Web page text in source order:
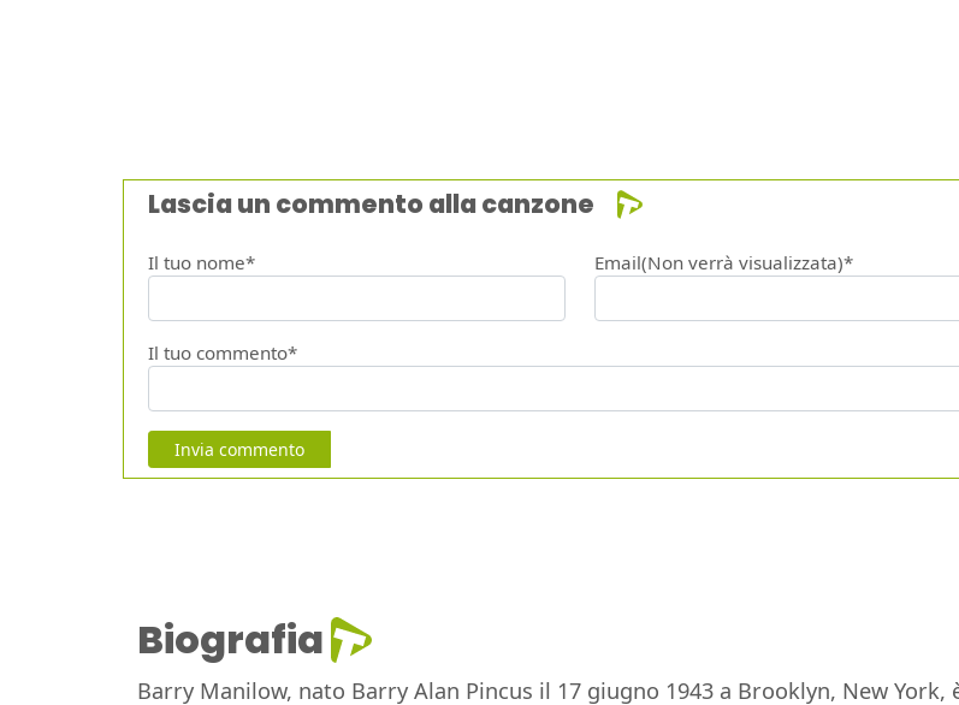
Lascia un commento alla canzone
Il tuo nome* Email(Non verrà visualizzata)*
Il tuo commento*
Invia commento
Biografia
Barry Manilow, nato Barry Alan Pincus il 17 giugno 1943 a Brooklyn, New